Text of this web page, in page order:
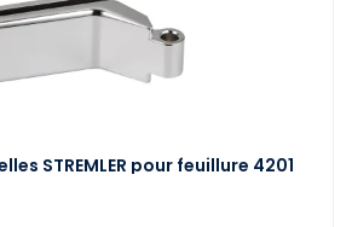
STREMLER pour feuillure 4201